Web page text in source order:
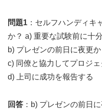
問題1 ：セルフハンディキ
か？ a) 重要な試験前に十
b) プレゼンの前日に夜更
c) 同僚と協力してプロジ
d) 上司に成功を報告する
回答 ：b) プレゼンの前日